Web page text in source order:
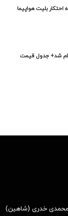
احتکار بلیت هواپیما
شد+ جدول قیمت
محمدی خدری (شاهین)